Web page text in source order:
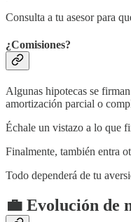
Consulta a tu asesor para
¿Comisiones?
Algunas hipotecas se
amortización parcial o
Échale un vistazo a lo que
Finalmente, también entra
Todo dependerá de tu
💼 Evolución de